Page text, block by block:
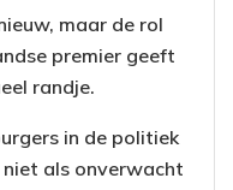
maar de rol
premier geeft
randje.
in de politiek
als onverwacht